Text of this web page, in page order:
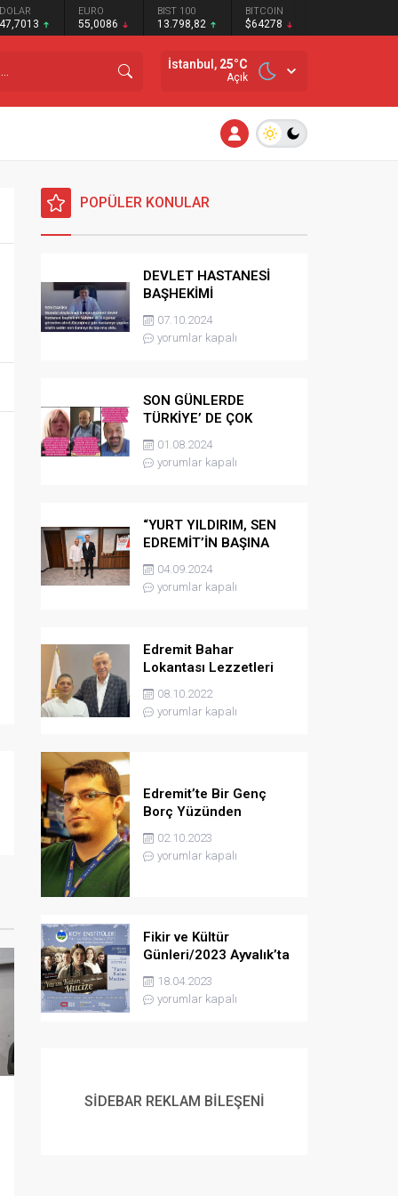
DOLAR
47,7013
EURO
55,0086
BIST 100
13.798,82
BITCOIN
$64278
İstanbul, 25°C
Açık
POPÜLER KONULAR
DEVLET HASTANESİ
BAŞHEKİMİ
GÖREVİNDEN ALINDI
07.10.2024
yorumlar kapalı
SON GÜNLERDE
TÜRKİYE’ DE ÇOK
KONUŞULAN VE MERAK
EDİLEN
01.08.2024
yorumlar kapalı
“YURT YILDIRIM, SEN
EDREMİT’İN BAŞINA
GELMİŞ EN ÖZEL
İNSANSIN “
04.09.2024
yorumlar kapalı
Edremit Bahar
Lokantası Lezzetleri
Cumhurbaşkanı
Sofrasında
08.10.2022
yorumlar kapalı
Edremit’te Bir Genç
Borç Yüzünden
02.10.2023
yorumlar kapalı
Fikir ve Kültür
Günleri/2023 Ayvalık’ta
Gerçekleşecek
18.04.2023
yorumlar kapalı
SİDEBAR REKLAM BİLEŞENİ